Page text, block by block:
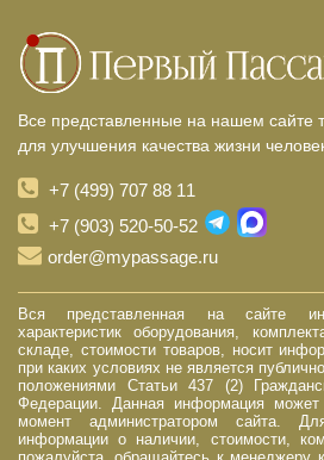
Все представленные на нашем сайте
для улучшения качества жизни
+7 (499) 707 88 11
+7 (903) 520-50-52
order@mypassage.ru
Вся представленная на сайте
характеристик оборудования,
складе, стоимости товаров, носит
при каких условиях не является
положениями Статьи 437 (2)
Федерации. Данная информация
момент администратором сайта.
информации о наличии, стоимости,